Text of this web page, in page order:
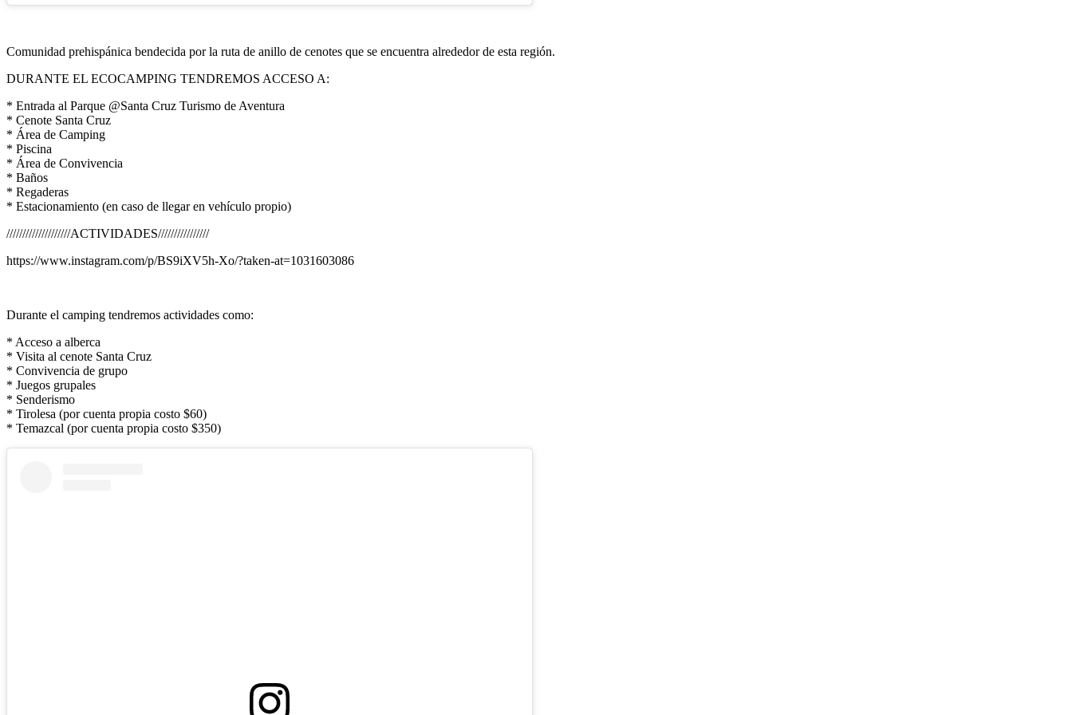
Comunidad prehispánica bendecida por la ruta de anillo de cenotes que se encuentra alrededor de esta región.
DURANTE EL ECOCAMPING TENDREMOS ACCESO A:
* Entrada al Parque @Santa Cruz Turismo de Aventura
* Cenote Santa Cruz
* Área de Camping
* Piscina
* Área de Convivencia
* Baños
* Regaderas
* Estacionamiento (en caso de llegar en vehículo propio)
////////////////////ACTIVIDADES////////////////
https://www.instagram.com/p/BS9iXV5h-Xo/?taken-at=1031603086
Durante el camping tendremos actividades como:
* Acceso a alberca
* Visita al cenote Santa Cruz
* Convivencia de grupo
* Juegos grupales
* Senderismo
* Tirolesa (por cuenta propia costo $60)
* Temazcal (por cuenta propia costo $350)